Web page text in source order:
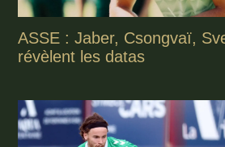
ASSE : Jaber, Csongvaï,
révèlent les datas